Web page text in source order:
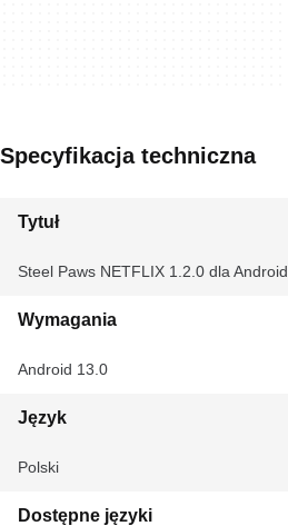
Specyfikacja techniczna
Tytuł
Steel Paws NETFLIX 1.2.0 dla Android
Wymagania
Android 13.0
Język
Polski
Dostępne języki